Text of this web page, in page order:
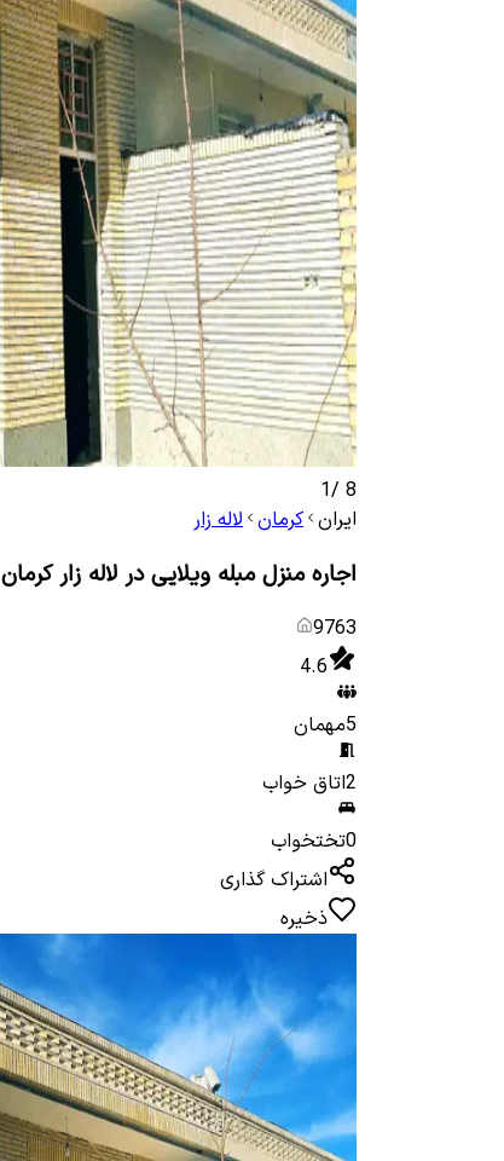
8
/
1
ایران کرمان لاله زار
اجاره منزل مبله ویلایی در لاله زار کرمان
9763
4.6
5مهمان
2اتاق خواب
0تختخواب
اشتراک گذاری
ذخیره